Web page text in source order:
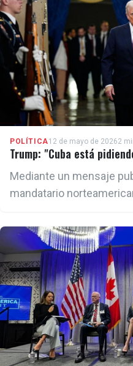
campañas para influir en
hacia La Habana.
POLÍTICA12 de mayo de 20262
Trump: "Cuba está
Mediante un mensaje
mandatario
dirección: ¡hacia abajo!".